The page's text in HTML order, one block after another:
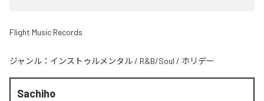
Flight Music Records
ジャンル： インストゥルメンタル / R&B/Soul / ホリデー
Sachiho